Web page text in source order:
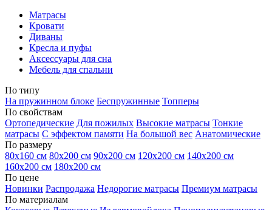
Матрасы
Кровати
Диваны
Кресла и пуфы
Аксессуары для сна
Мебель для спальни
По типу
На пружинном блоке Беспружинные Топперы
По свойствам
Ортопедические Для пожилых Высокие матрасы Тонкие
матрасы С эффектом памяти На большой вес Анатомические
По размеру
80х160 см 80х200 см 90х200 см 120х200 см 140х200 см
160х200 см 180х200 см
По цене
Новинки Распродажа Недорогие матрасы Премиум матрасы
По материалам